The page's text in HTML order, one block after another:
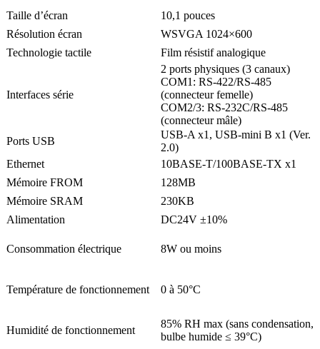
Taille d’écran
10,1 pouces
Résolution écran
WSVGA 1024×600
Technologie tactile
Film résistif analogique
Interfaces série
2 ports physiques (3 canaux)
COM1: RS-422/RS-485
(connecteur femelle)
COM2/3: RS-232C/RS-485
(connecteur mâle)
Ports USB
USB-A x1, USB-mini B x1 (Ver.
2.0)
Ethernet
10BASE-T/100BASE-TX x1
Mémoire FROM
128MB
Mémoire SRAM
230KB
Alimentation
DC24V ±10%
Consommation électrique 8W ou moins
Température de fonctionnement 0 à 50°C
Humidité de fonctionnement
85% RH max (sans condensation,
bulbe humide ≤ 39°C)